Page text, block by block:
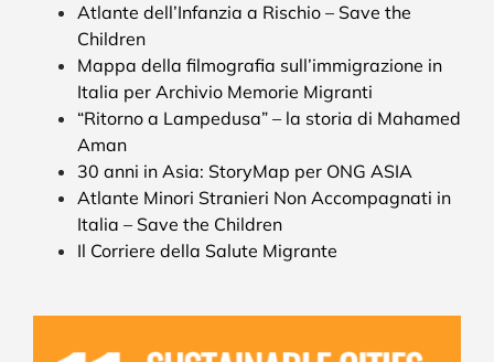
Atlante dell’Infanzia a Rischio – Save the
Children
Mappa della filmografia sull’immigrazione in
Italia per Archivio Memorie Migranti
“Ritorno a Lampedusa” – la storia di Mahamed
Aman
30 anni in Asia: StoryMap per ONG ASIA
Atlante Minori Stranieri Non Accompagnati in
Italia – Save the Children
Il Corriere della Salute Migrante